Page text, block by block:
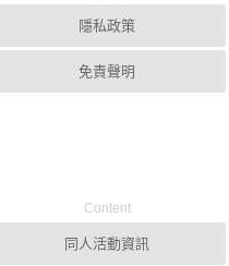
隱私政策
免責聲明
Content
同人活動資訊